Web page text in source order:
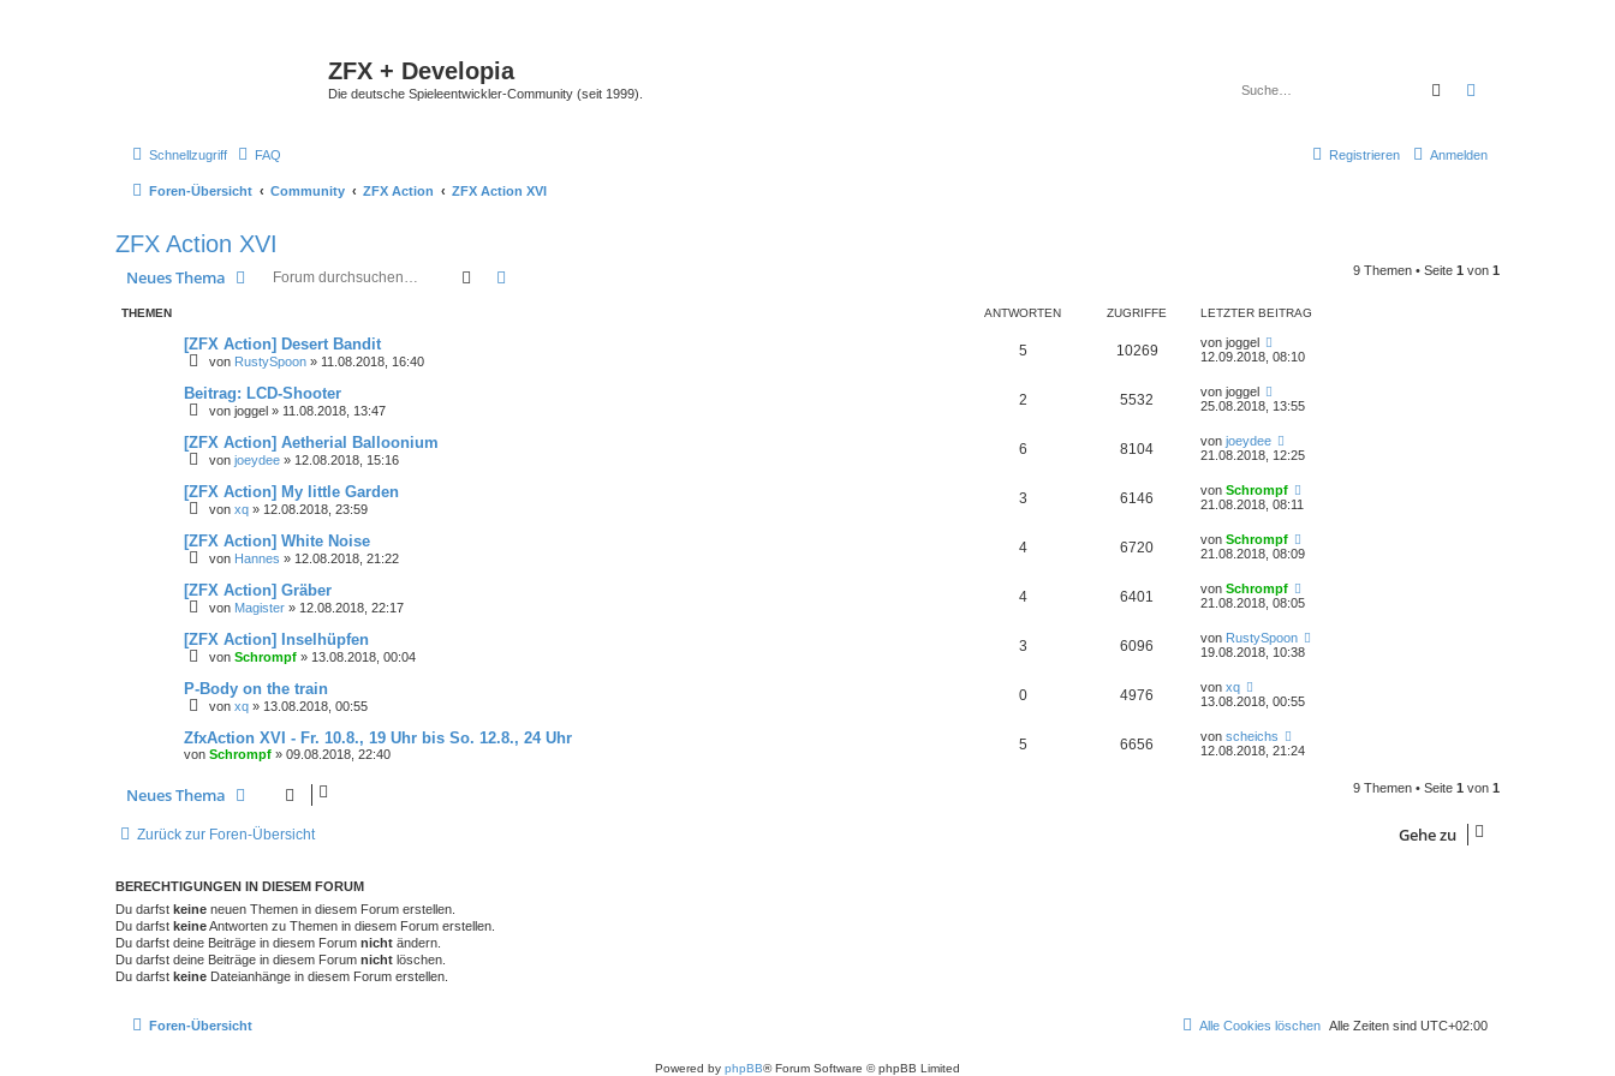
ZFX + Developia
Die deutsche Spieleentwickler-Community (seit 1999). Suche
Schnellzugriff FAQ Anmelden
Registrieren
Foren-Übersicht Community ZFX Action ZFX Action XVI
ZFX Action XVI
Neues Thema Suche 9 Themen • Seite 1 von 1
THEMEN ANTWORTEN ZUGRIFFE LETZTER BEITRAG
[ZFX Action] Desert Bandit
von RustySpoon » 11.08.2018, 16:40
5 10269 von joggel
12.09.2018, 08:10
Beitrag: LCD-Shooter
von joggel » 11.08.2018, 13:47
2 5532 von joggel
25.08.2018, 13:55
[ZFX Action] Aetherial Balloonium
von joeydee » 12.08.2018, 15:16
6 8104 von joeydee
21.08.2018, 12:25
[ZFX Action] My little Garden
von xq » 12.08.2018, 23:59
3 6146 von Schrompf
21.08.2018, 08:11
[ZFX Action] White Noise
von Hannes » 12.08.2018, 21:22
4 6720 von Schrompf
21.08.2018, 08:09
[ZFX Action] Gräber
von Magister » 12.08.2018, 22:17
4 6401 von Schrompf
21.08.2018, 08:05
[ZFX Action] Inselhüpfen
von Schrompf » 13.08.2018, 00:04
3 6096 von RustySpoon
19.08.2018, 10:38
P-Body on the train
von xq » 13.08.2018, 00:55
0 4976 von xq
13.08.2018, 00:55
ZfxAction XVI - Fr. 10.8., 19 Uhr bis So. 12.8., 24 Uhr
von Schrompf » 09.08.2018, 22:40
5 6656 von scheichs
12.08.2018, 21:24
Neues Thema 9 Themen • Seite 1 von 1
Zurück zur Foren-Übersicht Gehe zu
BERECHTIGUNGEN IN DIESEM FORUM
Du darfst keine neuen Themen in diesem Forum erstellen.
Du darfst keineAntworten zu Themen in diesem Forum erstellen.
Du darfst deine Beiträge in diesem Forum nicht ändern.
Du darfst deine Beiträge in diesem Forum nicht löschen.
Du darfst keine Dateianhänge in diesem Forum erstellen.
Foren-Übersicht Alle Zeiten sind UTC+02:00
Alle Cookies löschen
Powered by phpBB® Forum Software © phpBB Limited